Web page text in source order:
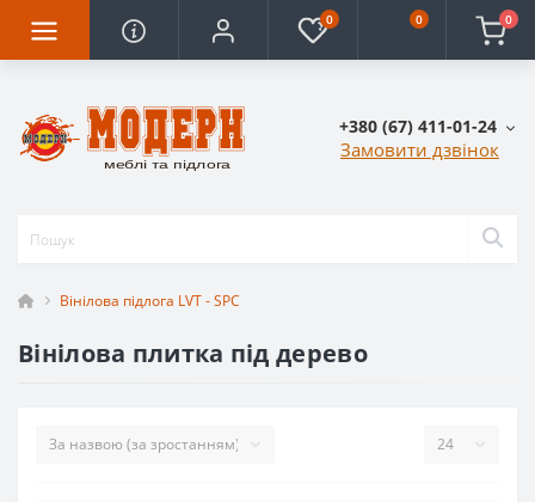
0 0 0
+380 (67) 411-01-24
Замовити дзвінок
Вінілова підлога LVT - SPC
Вінілова плитка під дерево